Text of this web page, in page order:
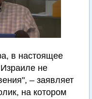
в настоящее
не
– заявляет
на котором